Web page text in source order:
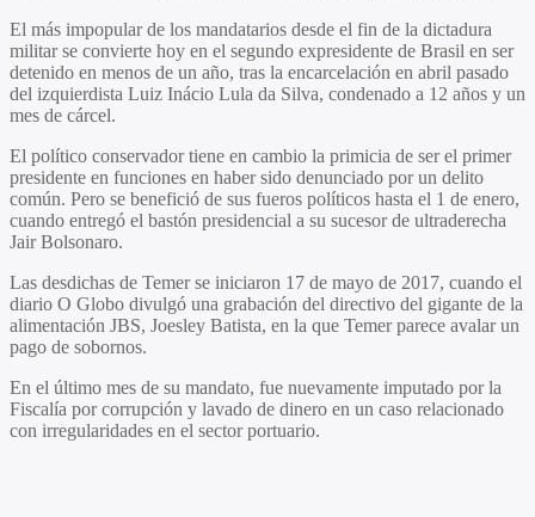
El más impopular de los mandatarios desde el fin de la dictadura
militar se convierte hoy en el segundo expresidente de Brasil en ser
detenido en menos de un año, tras la encarcelación en abril pasado
del izquierdista Luiz Inácio Lula da Silva, condenado a 12 años y un
mes de cárcel.
El político conservador tiene en cambio la primicia de ser el primer
presidente en funciones en haber sido denunciado por un delito
común. Pero se benefició de sus fueros políticos hasta el 1 de enero,
cuando entregó el bastón presidencial a su sucesor de ultraderecha
Jair Bolsonaro.
Las desdichas de Temer se iniciaron 17 de mayo de 2017, cuando el
diario O Globo divulgó una grabación del directivo del gigante de la
alimentación JBS, Joesley Batista, en la que Temer parece avalar un
pago de sobornos.
En el último mes de su mandato, fue nuevamente imputado por la
Fiscalía por corrupción y lavado de dinero en un caso relacionado
con irregularidades en el sector portuario.